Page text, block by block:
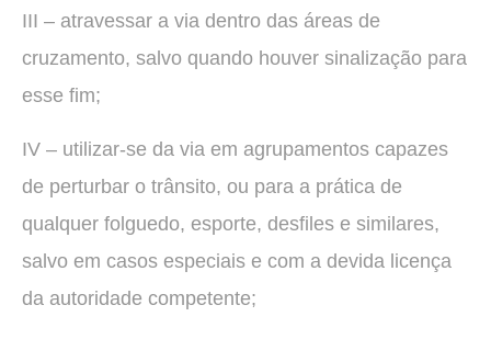
III – atravessar a via dentro das áreas de
cruzamento, salvo quando houver sinalização para
esse fim;
IV – utilizar-se da via em agrupamentos capazes
de perturbar o trânsito, ou para a prática de
qualquer folguedo, esporte, desfiles e similares,
salvo em casos especiais e com a devida licença
da autoridade competente;